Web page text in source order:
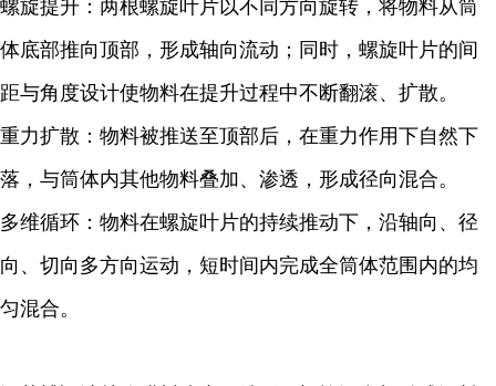
螺旋提升：两根螺旋叶片以不同方向旋转，将物料从筒
体底部推向顶部，形成轴向流动；同时，螺旋叶片的间
距与角度设计使物料在提升过程中不断翻滚、扩散。
重力扩散：物料被推送至顶部后，在重力作用下自然下
落，与筒体内其他物料叠加、渗透，形成径向混合。
多维循环：物料在螺旋叶片的持续推动下，沿轴向、径
向、切向多方向运动，短时间内完成全筒体范围内的均
匀混合。